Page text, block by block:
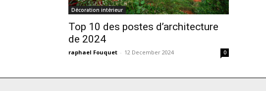
Décoration intérieur
Top 10 des postes d’architecture
de 2024
raphael Fouquet - 12 December 2024 0